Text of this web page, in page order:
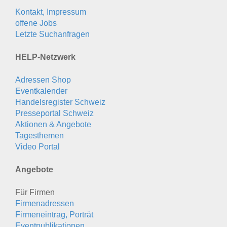
Kontakt, Impressum
offene Jobs
Letzte Suchanfragen
HELP-Netzwerk
Adressen Shop
Eventkalender
Handelsregister Schweiz
Presseportal Schweiz
Aktionen & Angebote
Tagesthemen
Video Portal
Angebote
Für Firmen
Firmenadressen
Firmeneintrag, Porträt